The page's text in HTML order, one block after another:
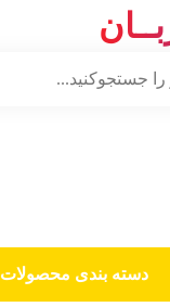
دسته‌ بندی محصولات